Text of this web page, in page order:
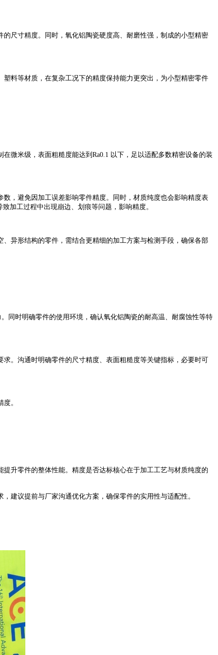
尺寸精度。同时，氧化铝陶瓷硬度高、耐磨性强，制成的小型精密
料等材质，在复杂工况下的精度保持能力更突出，为小型精密零件
微米级，表面粗糙度能达到Ra0.1 以下，足以适配多数精密设备的装
，避免因加工误差影响零件精度。同时，材质纯度也会影响精度表
加工过程中出现崩边、划痕等问题，影响精度。
异形结构的零件，需结合更精细的加工方案与检测手段，确保各部
同时明确零件的使用环境，确认氧化铝陶瓷的耐高温、耐腐蚀性等特
。沟通时明确零件的尺寸精度、表面粗糙度等关键指标，必要时可
。
升零件的整体性能。精度是否达标核心在于加工工艺与材质纯度的
议提前与厂家沟通优化方案，确保零件的实用性与适配性。